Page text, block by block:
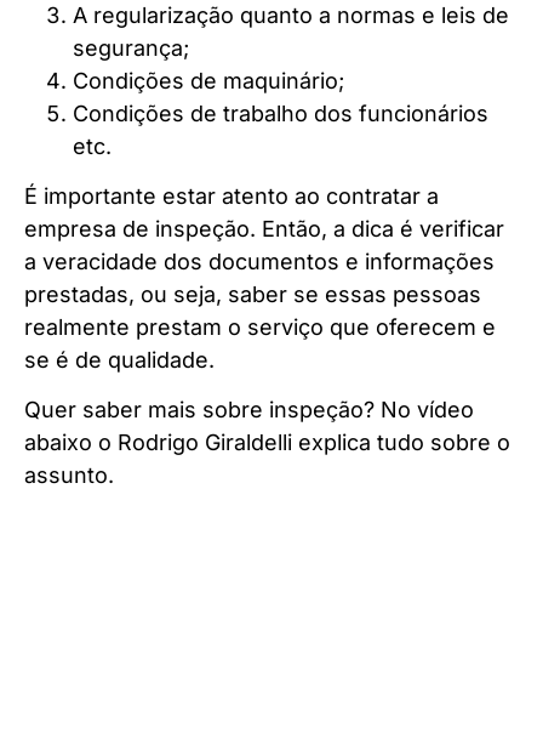
A regularização quanto a normas e leis de
segurança;
Condições de maquinário;
Condições de trabalho dos funcionários
etc.
É importante estar atento ao contratar a
empresa de inspeção. Então, a dica é verificar
a veracidade dos documentos e informações
prestadas, ou seja, saber se essas pessoas
realmente prestam o serviço que oferecem e
se é de qualidade.
Quer saber mais sobre inspeção? No vídeo
abaixo o Rodrigo Giraldelli explica tudo sobre o
assunto.